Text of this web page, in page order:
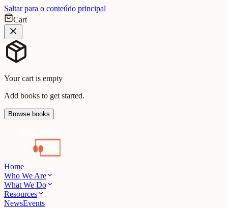
Saltar para o conteúdo principal
Cart
Your cart is empty
Add books to get started.
Browse books
Home
Who We Are
What We Do
Resources
NewsEvents